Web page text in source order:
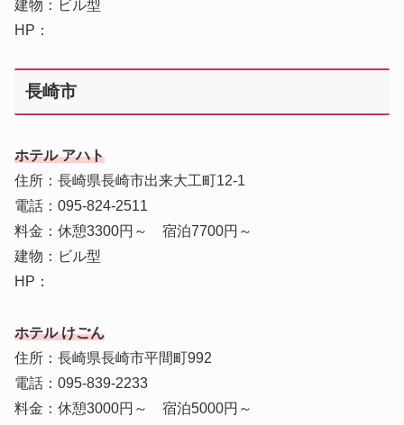
建物：ビル型
HP：
長崎市
ホテル アハト
住所：長崎県長崎市出来大工町12-1
電話：095-824-2511
料金：休憩3300円～ 宿泊7700円～
建物：ビル型
HP：
ホテル けごん
住所：長崎県長崎市平間町992
電話：095-839-2233
料金：休憩3000円～ 宿泊5000円～